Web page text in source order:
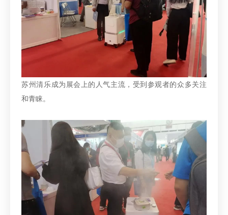
苏州清乐成为展会上的人气主流，受到参观者的众多关注
和青睐。